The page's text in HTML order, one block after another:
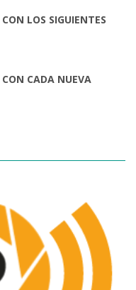
LOS SIGUIENTES
CON CADA NUEVA